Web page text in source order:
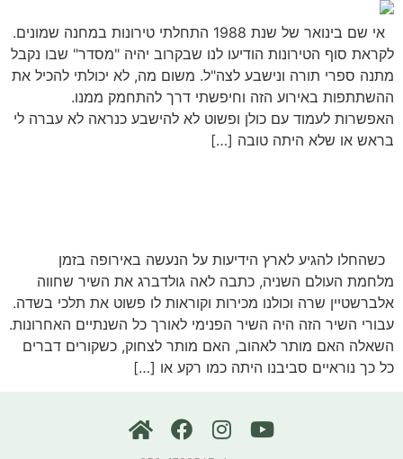
אי שם בינואר של שנת 1988 התחלתי טירונות במחנה שמונים.
לקראת סוף הטירונות הודיעו לנו שבקרוב יהיה "מסדר" שבו נקבל
מתנה ספרי תורה ונישבע לצה"ל. משום מה, לא יכולתי להכיל את
ההשתתפות באירוע הזה וחיפשתי דרך להתחמק ממנו.
האפשרות לעמוד עם כולן ופשוט לא להישבע כנראה לא עברה לי
בראש או שלא היתה טובה […]
כשהחלו להגיע לארץ הידיעות על הנעשה באירופה בזמן
מלחמת העולם השניה, כתבה לאה גולדברג את השיר שחווה
אלברשטיין שרה וכולנו מכירות וקוראות לו פשוט את תלכי בשדה.
עבורי השיר הזה היה השיר הפנימי לאורך כל השנתיים האחרונות.
השאלה האם מותר לאהוב, האם מותר לצחוק, כשקורים דברים
כל כך נוראיים סביבנו היתה כמו רקע או […]